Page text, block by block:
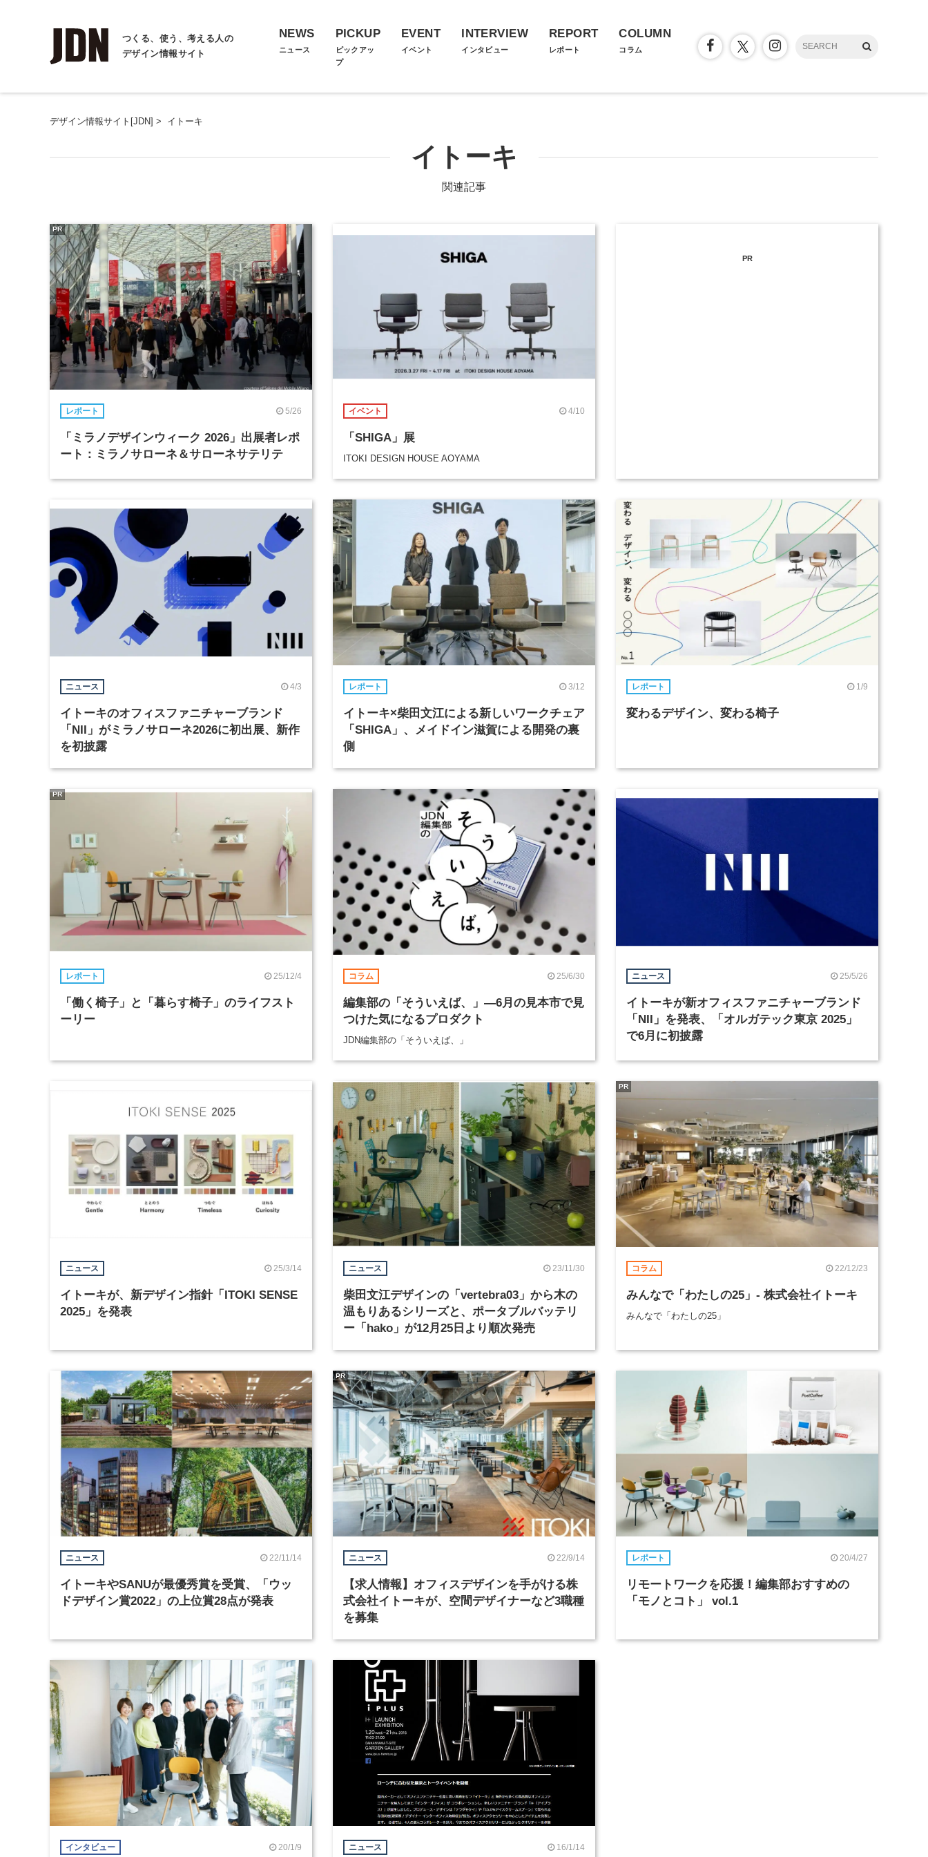
つくる、使う、考える人の
デザイン情報サイト
NEWS
ニュース
PICKUP
ピックアッ
プ
EVENT
イベント
INTERVIEW
インタビュー
REPORT
レポート
COLUMN
コラム
デザイン情報サイト[JDN] > イトーキ
イトーキ
関連記事
レポート 5/26
「ミラノデザインウィーク 2026」出展者レポ
ート：ミラノサローネ＆サローネサテリテ
PR
イベント 4/10
「SHIGA」展
ITOKI DESIGN HOUSE AOYAMA
PR
ニュース 4/3
イトーキのオフィスファニチャーブランド
「NII」がミラノサローネ2026に初出展、新作
を初披露
レポート 3/12
イトーキ×柴田文江による新しいワークチェア
「SHIGA」、メイドイン滋賀による開発の裏
側
レポート 1/9
変わるデザイン、変わる椅子
レポート 25/12/4
「働く椅子」と「暮らす椅子」のライフスト
ーリー
PR
コラム 25/6/30
編集部の「そういえば、」―6月の見本市で見
つけた気になるプロダクト
JDN編集部の「そういえば、」
ニュース 25/5/26
イトーキが新オフィスファニチャーブランド
「NII」を発表、「オルガテック東京 2025」
で6月に初披露
ニュース 25/3/14
イトーキが、新デザイン指針「ITOKI SENSE
2025」を発表
ニュース 23/11/30
柴田文江デザインの「vertebra03」から木の
温もりあるシリーズと、ポータブルバッテリ
ー「hako」が12月25日より順次発売
コラム 22/12/23
みんなで「わたしの25」- 株式会社イトーキ
みんなで「わたしの25」
PR
ニュース 22/11/14
イトーキやSANUが最優秀賞を受賞、「ウッ
ドデザイン賞2022」の上位賞28点が発表
ニュース 22/9/14
【求人情報】オフィスデザインを手がける株
式会社イトーキが、空間デザイナーなど3職種
を募集
PR
レポート 20/4/27
リモートワークを応援！編集部おすすめの
「モノとコト」 vol.1
インタビュー 20/1/9 ニュース 16/1/14